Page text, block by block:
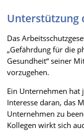
Unterstützung
Das
„Gefährdung für die
Gesundheit“ seiner
vorzugehen.
Ein Unternehmen hat
Interesse daran, das
Unternehmen zu
Kollegen wirkt sich